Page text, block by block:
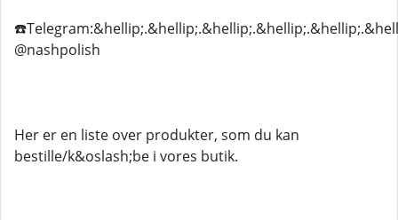
@nashpolish
Her er en liste over produkter, som du kan
bestille/k&oslash;be i vores butik.